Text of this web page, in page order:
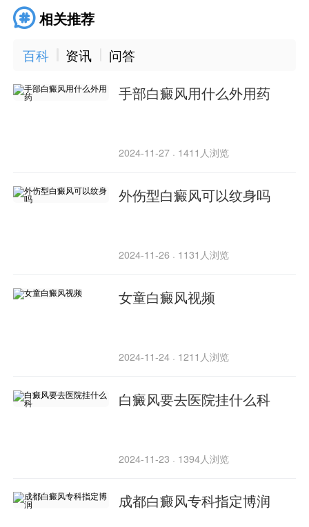
相关推荐
百科 资讯 问答
手部白癜风用什么外用药
2024-11-27 · 1411人浏览
外伤型白癜风可以纹身吗
2024-11-26 · 1131人浏览
女童白癜风视频
2024-11-24 · 1211人浏览
白癜风要去医院挂什么科
2024-11-23 · 1394人浏览
成都白癜风专科指定博润